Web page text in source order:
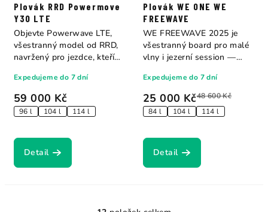
Plovák RRD Powermove
Y30 LTE
59 000 Kč
96 l 104 l 114 l
Expedujeme do 7 dní
Detail
Objevte Powerwave LTE,
všestranný model od RRD,
navržený pro jezdce, kteří
Plovák WE ONE WE
FREEWAVE
25 000 Kč48 600 Kč
84 l 104 l 114 l
Expedujeme do 7 dní
Detail
WE FREEWAVE 2025 je
všestranný board pro malé
vlny i jezerní session —